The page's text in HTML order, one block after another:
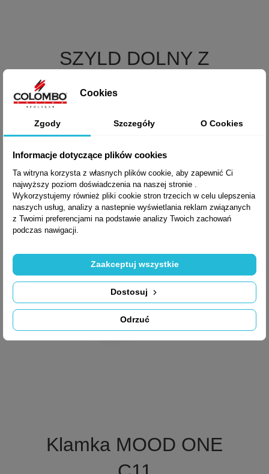
SZYLD DOLNY Z
BLOKADĄ WC (CD69)
208,01 zł brutto
Klamka MOOD ONE
Cookies
Zgody Szczegóły O Cookies
Informacje dotyczące plików cookies
Ta witryna korzysta z własnych plików cookie, aby zapewnić Ci
najwyższy poziom doświadczenia na naszej stronie .
Wykorzystujemy również pliki cookie stron trzecich w celu ulepszenia
naszych usług, analizy a nastepnie wyświetlania reklam związanych
z Twoimi preferencjami na podstawie analizy Twoich zachowań
podczas nawigacji.
Odrzuć
Dostosuj
Zaakceptuj wszystkie